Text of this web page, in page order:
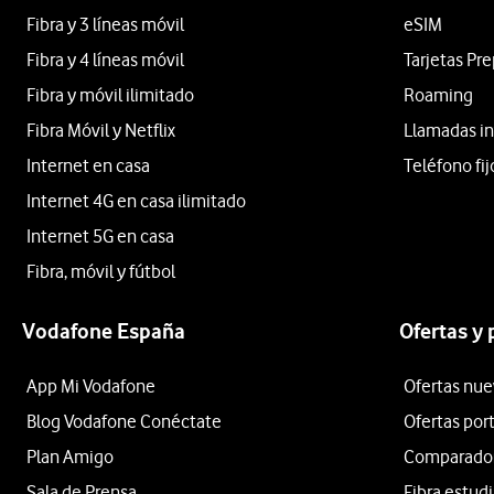
Fibra y 3 líneas móvil
Fibra y 4 líneas móvil
Fibra y móvil ilimitado
Fibra Móvil y Netflix
Internet en casa
Internet 4G en casa ilimitado
Internet 5G en casa
Fibra, móvil y fútbol
eSIM
Tarjetas
Roaming
Llamadas
Teléfono
Vodafone España
App Mi Vodafone
Blog Vodafone Conéctate
Plan Amigo
Ofertas y
Ofertas
Ofertas